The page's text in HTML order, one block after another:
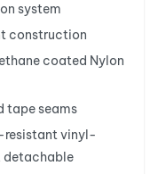
system
construction
coated Nylon
tape seams
resistant vinyl-
detachable